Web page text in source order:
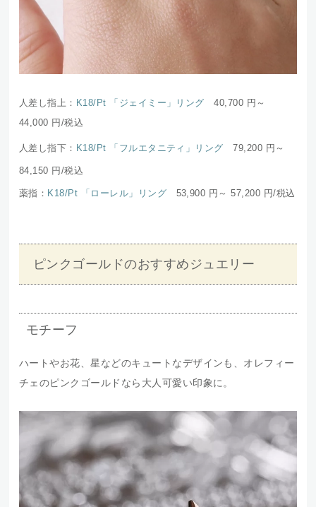
人差し指上： K18/Pt 「ジェイミー」リング
40,700 円～
44,000 円/税込
人差し指下： K18/Pt 「フルエタニティ」リング 79,200 円～
84,150 円/税込
薬指： K18/Pt 「ローレル」リング 53,900 円～ 57,200 円/税込
ピンクゴールドのおすすめジュエリー
モチーフ
ハートやお花、星などのキュートなデザインも、オレフィー
チェのピンクゴールドなら大人可愛い印象に。